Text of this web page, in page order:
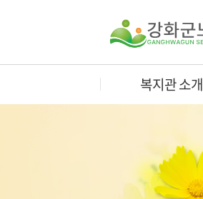
복지관 소개